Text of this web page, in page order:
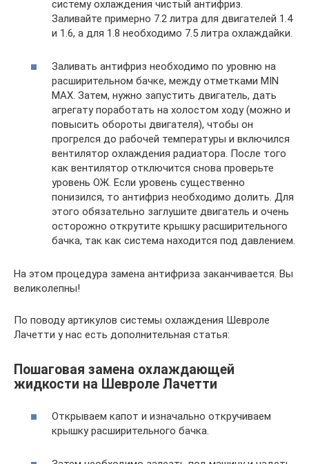
систему охлаждения чистый антифриз.
Заливайте примерно 7.2 литра для двигателей 1.4
и 1.6, а для 1.8 необходимо 7.5 литра охлаждайки.
Заливать антифриз необходимо по уровню на
расширительном бачке, между отметками MIN
MAX. Затем, нужно запустить двигатель, дать
агрегату поработать на холостом ходу (можно и
повысить обороты двигателя), чтобы он
прогрелся до рабочей температуры и включился
вентилятор охлаждения радиатора. После того
как вентилятор отключится снова проверьте
уровень ОЖ. Если уровень существенно
понизился, то антифриз необходимо долить. Для
этого обязательно заглушите двигатель и очень
осторожно открутите крышку расширительного
бачка, так как система находится под давлением.
На этом процедура замена антифриза заканчивается. Вы
великолепны!
По поводу артикулов системы охлаждения Шевроле
Лачетти у нас есть дополнительная статья:
Пошаговая замена охлаждающей
жидкости на Шевроле Лачетти
Открываем капот и изначально откручиваем
крышку расширительного бачка.